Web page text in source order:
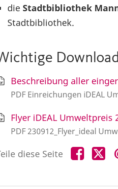
die Stadtbibliothek
Stadtbibliothek.
Beschreibung aller
PDF Einreichungen iDEAL
Flyer iDEAL Umweltpreis
PDF 230912_Flyer_ideal
diese Seite Teile
diese